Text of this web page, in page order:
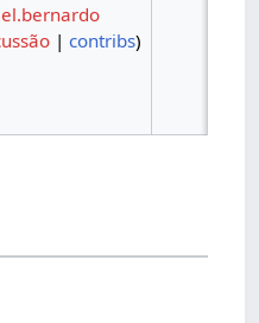
| contribs)